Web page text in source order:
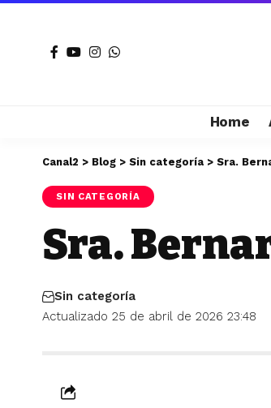
Home
Canal2 > Blog > Sin categoría > Sra.
SIN CATEGORÍA
Sra.
Actualizado 25 de abril de 2026 23:48
Sin categoría